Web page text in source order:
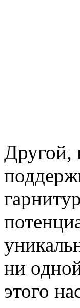
Другой,
ни
этого